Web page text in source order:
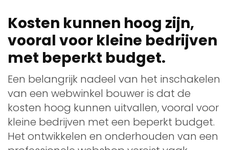
Kosten kunnen hoog zijn,
vooral voor kleine bedrijven
met beperkt budget.
Een belangrijk nadeel van het inschakelen
van een webwinkel bouwer is dat de
kosten hoog kunnen uitvallen, vooral voor
kleine bedrijven met een beperkt budget.
Het ontwikkelen en onderhouden van een